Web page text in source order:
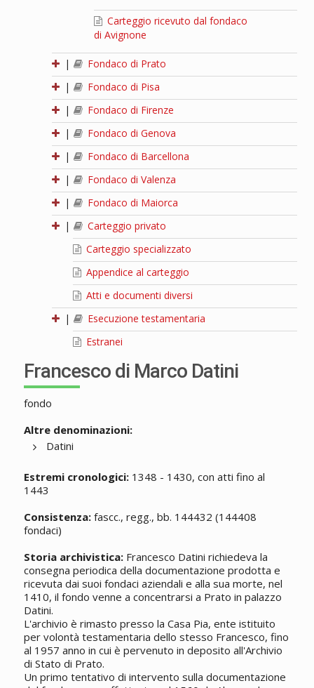
Carteggio ricevuto dal fondaco
di Avignone
|
Fondaco di Prato
|
Fondaco di Pisa
|
Fondaco di Firenze
|
Fondaco di Genova
|
Fondaco di Barcellona
|
Fondaco di Valenza
|
Fondaco di Maiorca
|
Carteggio privato
Carteggio specializzato
Appendice al carteggio
Atti e documenti diversi
|
Esecuzione testamentaria
Estranei
Francesco di Marco Datini
fondo
Altre denominazioni:
Datini
Estremi cronologici:1348 - 1430, con atti fino al
1443
Consistenza:fascc., regg., bb. 144432 (144408
fondaci)
Storia archivistica:Francesco Datini richiedeva la
consegna periodica della documentazione prodotta e
ricevuta dai suoi fondaci aziendali e alla sua morte, nel
1410, il fondo venne a concentrarsi a Prato in palazzo
Datini.
L'archivio è rimasto presso la Casa Pia, ente istituito
per volontà testamentaria dello stesso Francesco, fino
al 1957 anno in cui è pervenuto in deposito all'Archivio
di Stato di Prato.
Un primo tentativo di intervento sulla documentazione